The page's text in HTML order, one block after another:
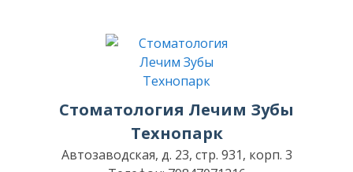
Стоматология Лечим Зубы
Технопарк
Автозаводская, д. 23, стр. 931, корп. 3